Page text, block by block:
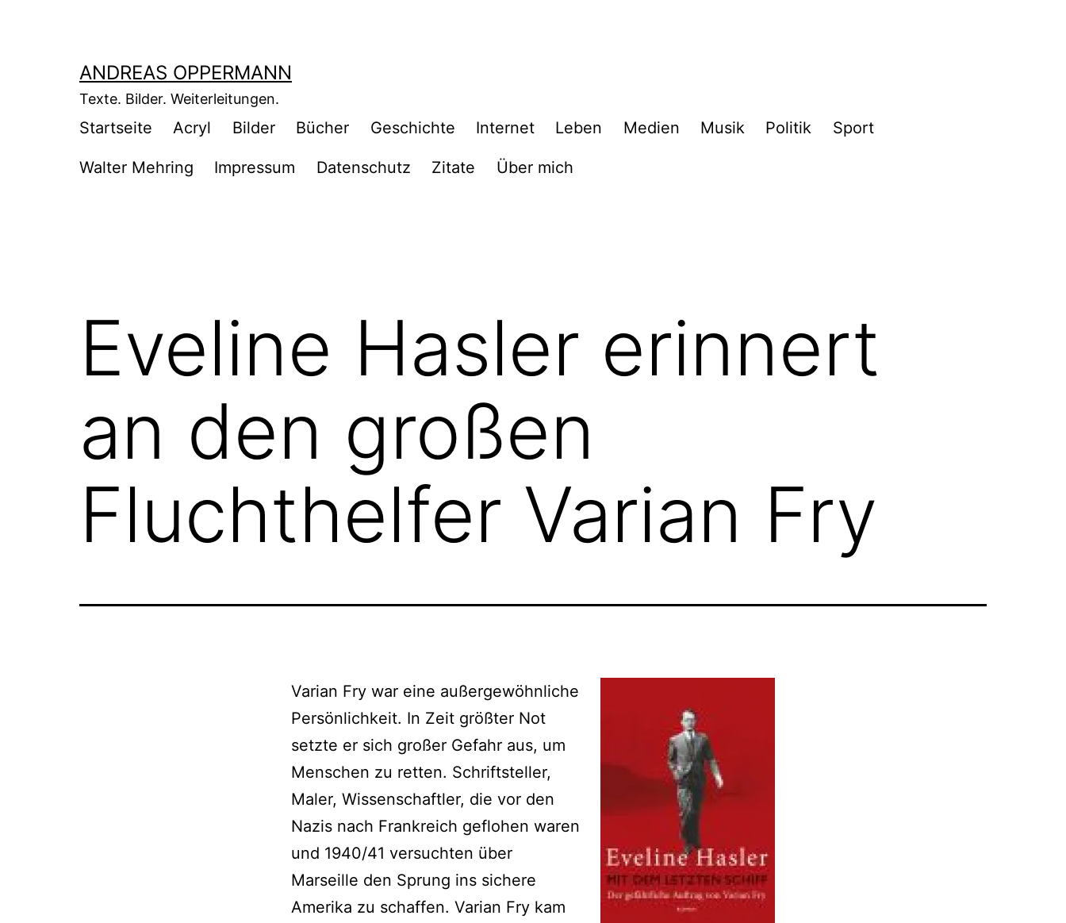
ANDREAS OPPERMANN
Texte. Bilder. Weiterleitungen.
Startseite Acryl Bilder Bücher Geschichte Internet Leben Medien Musik Politik Sport
Walter Mehring Impressum Datenschutz Zitate Über mich
Eveline Hasler erinnert
an den großen
Fluchthelfer Varian Fry
Varian Fry war eine außergewöhnliche
Persönlichkeit. In Zeit größter Not
setzte er sich großer Gefahr aus, um
Menschen zu retten. Schriftsteller,
Maler, Wissenschaftler, die vor den
Nazis nach Frankreich geflohen waren
und 1940/41 versuchten über
Marseille den Sprung ins sichere
Amerika zu schaffen. Varian Fry kam